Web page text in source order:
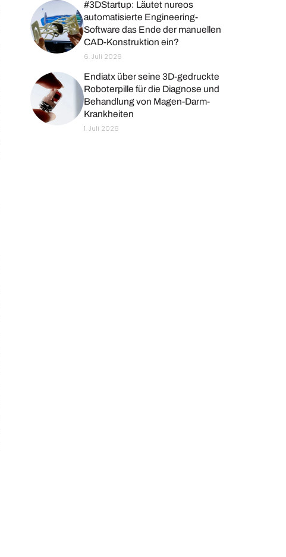
#3DStartup: Läutet nureos
automatisierte Engineering-
Software das Ende der manuellen
CAD-Konstruktion ein?
6. Juli 2026
Endiatx über seine 3D-gedruckte
Roboterpille für die Diagnose und
Behandlung von Magen-Darm-
Krankheiten
1. Juli 2026